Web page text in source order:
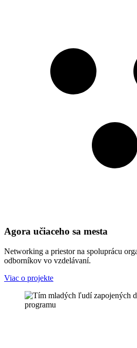
Agora učiaceho sa mesta
Networking a priestor na spoluprácu
odborníkov vo vzdelávaní.
Viac o projekte